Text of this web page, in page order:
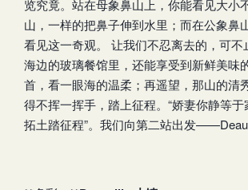
览究竟。站在母象鼻山上，你能看见大小
山，一样的把鼻子伸到水里；而在公象鼻
看见这一奇观。 让我们不忍离去的，可不
海边的玻璃餐馆里，还能享受到新鲜美味
首，看一眼海的温柔；再遥望，那山的清
得不挥一挥手，踏上征程。“娇妻你静等
拓土踏征程”。我们向第二站出发